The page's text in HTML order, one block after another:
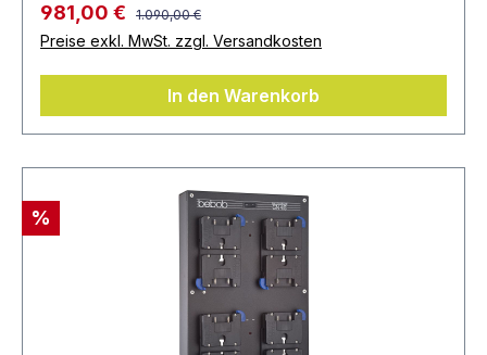
981,00 € 1.090,00 €
Preise exkl. MwSt. zzgl. Versandkosten
In den Warenkorb
%